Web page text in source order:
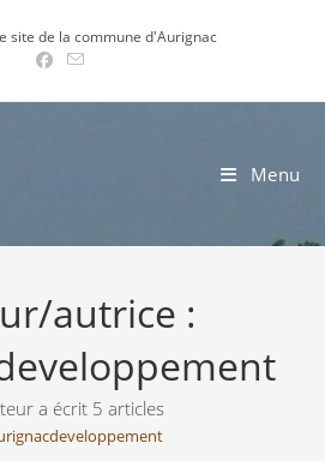
site de la commune d'Aurignac
Menu
autrice :
a écrit 5 articles